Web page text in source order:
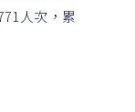
人次，累